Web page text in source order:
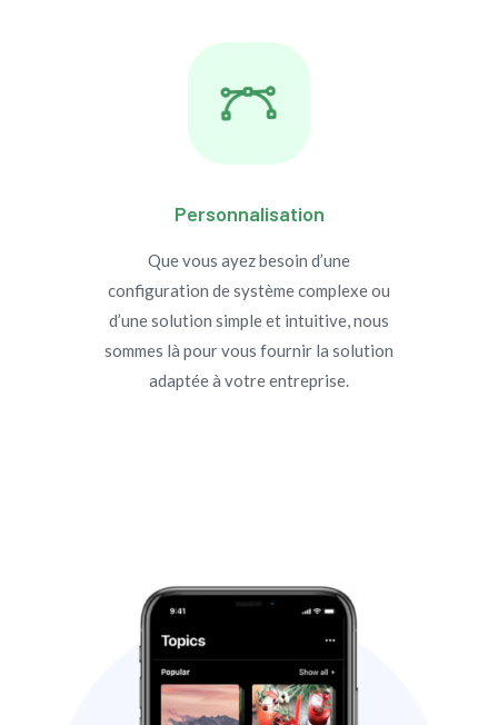
Personnalisation
Que vous ayez besoin d’une
configuration de système complexe ou
d’une solution simple et intuitive, nous
sommes là pour vous fournir la solution
adaptée à votre entreprise.